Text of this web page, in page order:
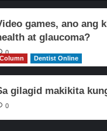
games, ano ang
at glaucoma?
0
Column
Dentist Online
gilagid makikita
0